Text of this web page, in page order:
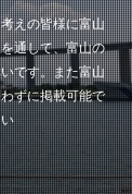
えの皆様に富山
通して、富山の
です。また富山
ずに掲載可能で